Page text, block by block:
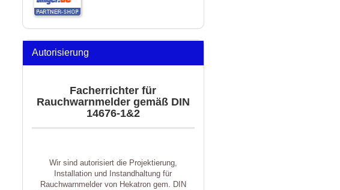
Autorisierung
Facherrichter für
Rauchwarnmelder gemäß DIN
14676-1&2
Wir sind autorisiert die Projektierung,
Installation und Instandhaltung für
Rauchwarnmelder von Hekatron gem. DIN